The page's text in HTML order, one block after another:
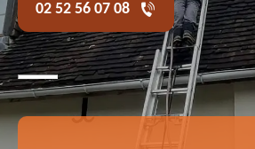
02 52 56 07 08